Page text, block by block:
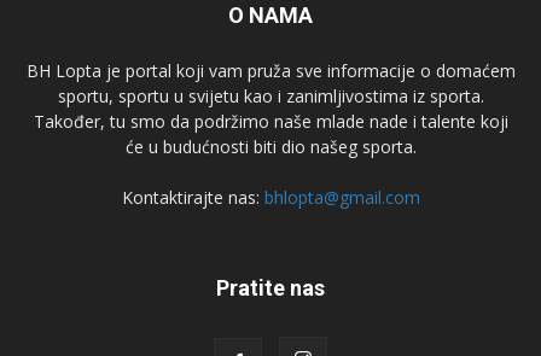
O NAMA
BH Lopta je portal koji vam pruža sve informacije o domaćem
sportu, sportu u svijetu kao i zanimljivostima iz sporta.
Također, tu smo da podržimo naše mlade nade i talente koji
će u budućnosti biti dio našeg sporta.
Kontaktirajte nas: bhlopta@gmail.com
Pratite nas